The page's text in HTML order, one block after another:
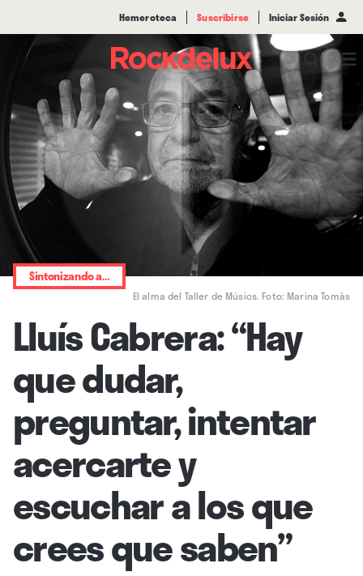
Hemeroteca Suscribirse Iniciar Sesión
El alma del Taller de Músics. Foto: Marina Tomàs
Sintonizando a…
Lluís Cabrera: “Hay
que dudar,
preguntar, intentar
acercarte y
escuchar a los que
crees que saben”